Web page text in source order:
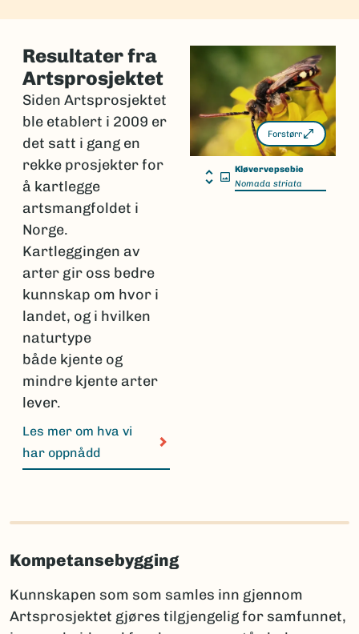
Forstørr
Kløvervepsebie
Nomada striata
Resultater fra
Artsprosjektet
Siden Artsprosjektet
ble etablert i 2009 er
det satt i gang en
rekke prosjekter for
å kartlegge
artsmangfoldet i
Norge.
Kartleggingen av
arter gir oss bedre
kunnskap om hvor i
landet, og i hvilken
naturtype
både kjente og
mindre kjente arter
lever.
Les mer om hva vi
har oppnådd
Kompetansebygging
Kunnskapen som som samles inn gjennom
Artsprosjektet gjøres tilgjengelig for samfunnet,